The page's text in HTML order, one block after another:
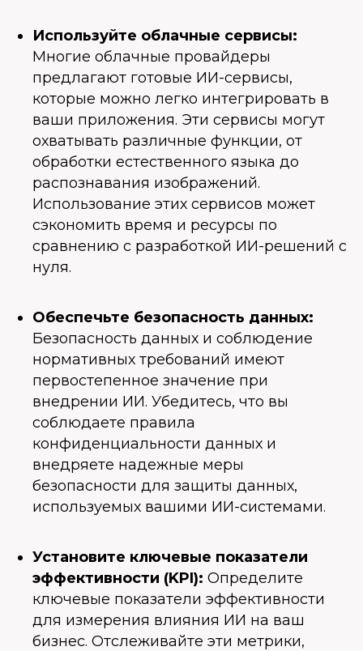
Используйте облачные сервисы:
Многие облачные провайдеры
предлагают готовые ИИ-сервисы,
которые можно легко интегрировать в
ваши приложения. Эти сервисы могут
охватывать различные функции, от
обработки естественного языка до
распознавания изображений.
Использование этих сервисов может
сэкономить время и ресурсы по
сравнению с разработкой ИИ-решений с
нуля.
Обеспечьте безопасность данных:
Безопасность данных и соблюдение
нормативных требований имеют
первостепенное значение при
внедрении ИИ. Убедитесь, что вы
соблюдаете правила
конфиденциальности данных и
внедряете надежные меры
безопасности для защиты данных,
используемых вашими ИИ-системами.
Установите ключевые показатели
эффективности (KPI): Определите
ключевые показатели эффективности
для измерения влияния ИИ на ваш
бизнес. Отслеживайте эти метрики,